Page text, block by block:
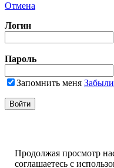
Отмена
Логин
Пароль
Запомнить меня
Продолжая просмотр
соглашаетесь с